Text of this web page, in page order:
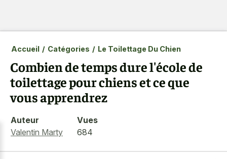
Accueil / Catégories / Le Toilettage Du Chien
Combien de temps dure l'école de
toilettage pour chiens et ce que
vous apprendrez
Auteur
Valentin Marty
Vues
684